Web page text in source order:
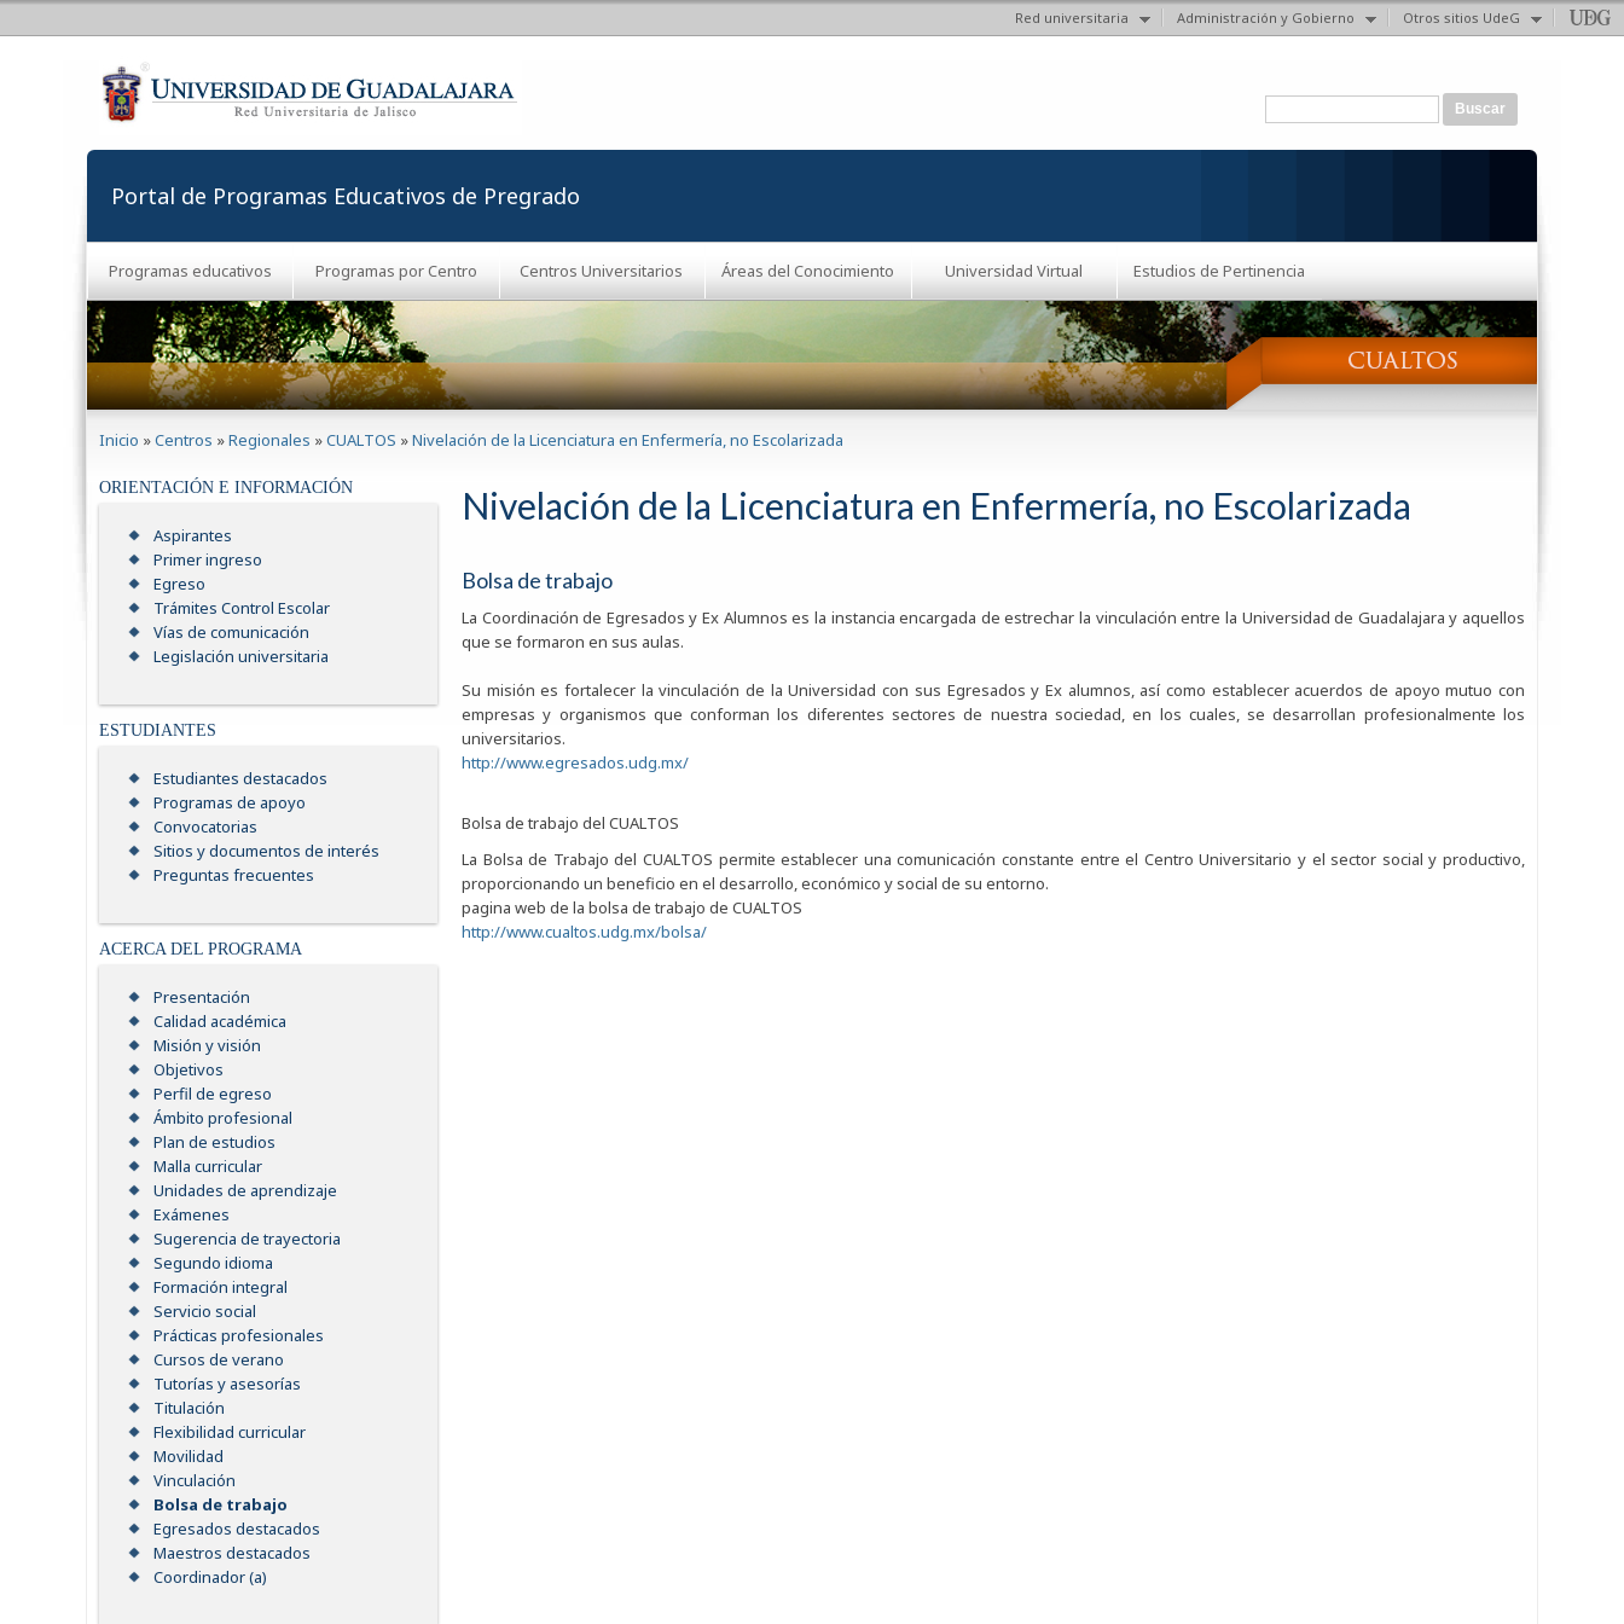
Red universitaria Administración y Gobierno Otros sitios UdeG
Formulario de búsqueda
Portal de Programas Educativos de Pregrado
Programas educativos Programas por Centro Centros Universitarios Áreas del Conocimiento Universidad Virtual Estudios de Pertinencia
Inicio »Centros »Regionales »CUALTOS »Nivelación de la Licenciatura en Enfermería, no Escolarizada
ORIENTACIÓN E INFORMACIÓN
Aspirantes
Primer ingreso
Egreso
Trámites Control Escolar
Vías de comunicación
Legislación universitaria
ESTUDIANTES
Estudiantes destacados
Programas de apoyo
Convocatorias
Sitios y documentos de interés
Preguntas frecuentes
ACERCA DEL PROGRAMA
Presentación
Calidad académica
Misión y visión
Objetivos
Perfil de egreso
Ámbito profesional
Plan de estudios
Malla curricular
Unidades de aprendizaje
Exámenes
Sugerencia de trayectoria
Segundo idioma
Formación integral
Servicio social
Prácticas profesionales
Cursos de verano
Tutorías y asesorías
Titulación
Flexibilidad curricular
Movilidad
Vinculación
Bolsa de trabajo
Egresados destacados
Maestros destacados
Coordinador (a)
Nivelación de la Licenciatura en Enfermería, no Escolarizada
Bolsa de trabajo
La Coordinación de Egresados y Ex Alumnos es la instancia encargada de estrechar la vinculación entre la Universidad de Guadalajara y aquellos
que se formaron en sus aulas.
Su misión es fortalecer la vinculación de la Universidad con sus Egresados y Ex alumnos, así como establecer acuerdos de apoyo mutuo con
empresas y organismos que conforman los diferentes sectores de nuestra sociedad, en los cuales, se desarrollan profesionalmente los
universitarios.
http://www.egresados.udg.mx/
Bolsa de trabajo del CUALTOS
La Bolsa de Trabajo del CUALTOS permite establecer una comunicación constante entre el Centro Universitario y el sector social y productivo,
proporcionando un beneficio en el desarrollo, económico y social de su entorno.
pagina web de la bolsa de trabajo de CUALTOS
http://www.cualtos.udg.mx/bolsa/